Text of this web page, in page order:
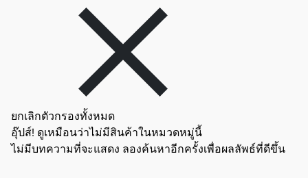
ยกเลิกตัวกรองทั้งหมด
อุ๊ปส์! ดูเหมือนว่าไม่มีสินค้าในหมวดหมู่นี้
ไม่มีบทความที่จะแสดง ลองค้นหาอีกครั้งเพื่อผลลัพธ์ที่ดีขึ้น